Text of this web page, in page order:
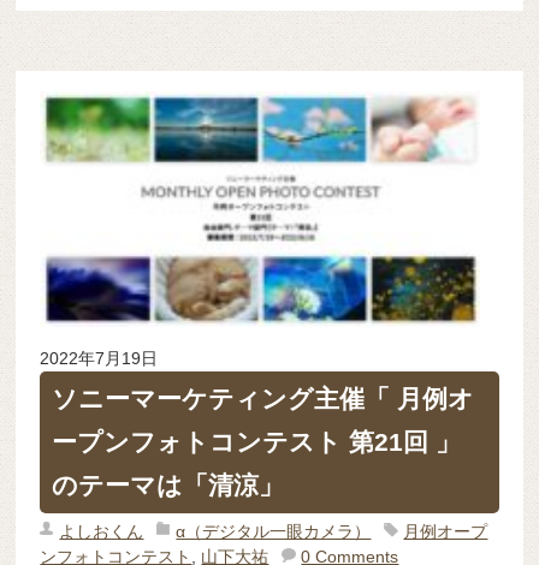
2022年7月19日
ソニーマーケティング主催「 月例オ
ープンフォトコンテスト 第21回 」
のテーマは「清涼」
よしおくん α（デジタル一眼カメラ）
月例オープ
ンフォトコンテスト
山下大祐 0 Comments